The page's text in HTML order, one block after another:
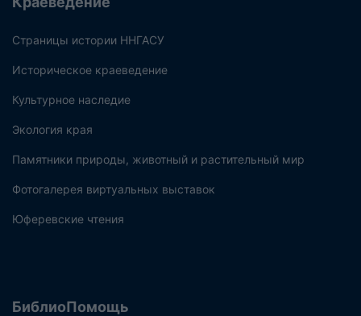
Страницы истории ННГАСУ
Историческое краеведение
Культурное наследие
Экология края
Памятники природы, животный и растительный мир
Фотогалерея виртуальных выставок
Юферевские чтения
БиблиоПомощь